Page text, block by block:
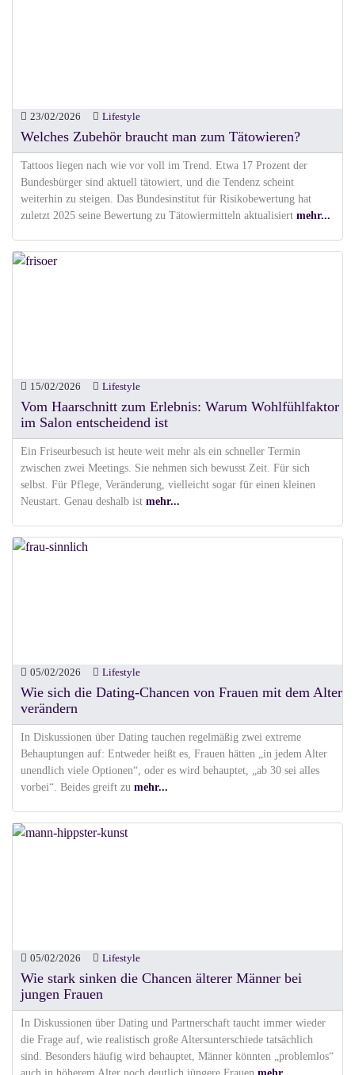
23/02/2026 Lifestyle
Welches Zubehör braucht man zum Tätowieren?
Tattoos liegen nach wie vor voll im Trend. Etwa 17 Prozent der
Bundesbürger sind aktuell tätowiert, und die Tendenz scheint
weiterhin zu steigen. Das Bundesinstitut für Risikobewertung hat
zuletzt 2025 seine Bewertung zu Tätowiermitteln aktualisiert mehr...
15/02/2026 Lifestyle
Vom Haarschnitt zum Erlebnis: Warum Wohlfühlfaktor
im Salon entscheidend ist
Ein Friseurbesuch ist heute weit mehr als ein schneller Termin
zwischen zwei Meetings. Sie nehmen sich bewusst Zeit. Für sich
selbst. Für Pflege, Veränderung, vielleicht sogar für einen kleinen
Neustart. Genau deshalb ist mehr...
05/02/2026 Lifestyle
Wie sich die Dating-Chancen von Frauen mit dem Alter
verändern
In Diskussionen über Dating tauchen regelmäßig zwei extreme
Behauptungen auf: Entweder heißt es, Frauen hätten „in jedem Alter
unendlich viele Optionen“, oder es wird behauptet, „ab 30 sei alles
vorbei“. Beides greift zu mehr...
05/02/2026 Lifestyle
Wie stark sinken die Chancen älterer Männer bei
jungen Frauen
In Diskussionen über Dating und Partnerschaft taucht immer wieder
die Frage auf, wie realistisch große Altersunterschiede tatsächlich
sind. Besonders häufig wird behauptet, Männer könnten „problemlos“